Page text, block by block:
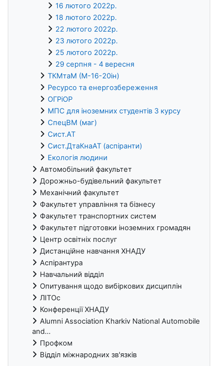
16 лютого 2022р.
18 лютого 2022р.
22 лютого 2022р.
23 лютого 2022р.
25 лютого 2022р.
29 серпня - 4 вересня
ТКМтаМ (М-16-20ін)
Ресурсо та енергозбереження
ОГРіОР
МПС для іноземних студентів 3 курсу
СпецВМ (маг)
Сист.АТ
Сист.ДтаКнаАТ (аспіранти)
Екологія людини
Автомобільний факультет
Дорожньо-будівельний факультет
Механічний факультет
Факультет управління та бізнесу
Факультет транспортних систем
Факультет підготовки іноземних громадян
Центр освітніх послуг
Дистанційне навчання ХНАДУ
Аспірантура
Навчальний відділ
Опитування щодо вибіркових дисциплін
ЛІТОс
Конференції ХНАДУ
Alumni Association Kharkiv National Automobile
and...
Профком
Відділ міжнародних зв'язків